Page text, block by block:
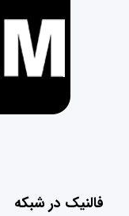
فالنیک در شبکه